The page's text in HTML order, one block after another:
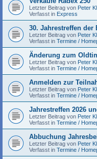
Letzter Beitrag von Peter
Verfasst in Express
30. Jahrestreffen der
Letzter Beitrag von Peter
Verfasst in Termine /
Änderung zum
Letzter Beitrag von Peter
Verfasst in Termine /
Anmelden zur
Letzter Beitrag von Peter
Verfasst in Termine /
Jahrestreffen 2026
Letzter Beitrag von Peter
Verfasst in Termine /
Abbuchung
Letzter Beitrag von Peter
Verfasst in Termine /